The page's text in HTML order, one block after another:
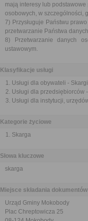
mają interesy lub
osobowych, w szczególności,
7) Przysługuje Państwu
przetwarzanie Państwa
8) Przetwarzanie danych
ustawowym.
Klasyfikacje usługi
Usługi dla obywateli -
Usługi dla przedsiębiorców
Usługi dla instytucji,
Kategorie życiowe
Skarga
Słowa kluczowe
skarga
Miejsce składania dokumentów
Urząd Gminy Mokobody
Plac Chreptowicza 25